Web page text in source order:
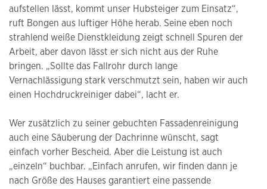
aufstellen lässt, kommt unser Hubsteiger zum Einsatz“,
ruft Bongen aus luftiger Höhe herab. Seine eben noch
strahlend weiße Dienstkleidung zeigt schnell Spuren der
Arbeit, aber davon lässt er sich nicht aus der Ruhe
bringen. „Sollte das Fallrohr durch lange
Vernachlässigung stark verschmutzt sein, haben wir auch
einen Hochdruckreiniger dabei“, lacht er.
Wer zusätzlich zu seiner gebuchten Fassadenreinigung
auch eine Säuberung der Dachrinne wünscht, sagt
einfach vorher Bescheid. Aber die Leistung ist auch
„einzeln“ buchbar. „Einfach anrufen, wir finden dann je
nach Größe des Hauses garantiert eine passende